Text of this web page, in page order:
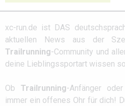
xc-run.de ist DAS
aktuellen News aus der
Trailrunning-Community und
deine Lieblingssportart wissen
Ob Trailrunning-Anfänger
immer ein offenes Ohr für dich!